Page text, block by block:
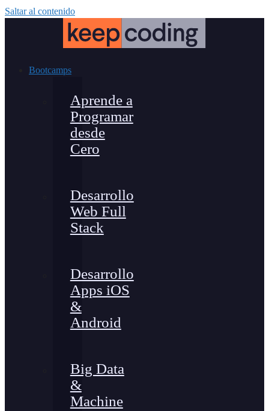
Saltar al contenido
Bootcamps
Aprende a
Programar
desde
Cero
Desarrollo
Web Full
Stack
Desarrollo
Apps iOS
&
Android
Big Data
&
Machine